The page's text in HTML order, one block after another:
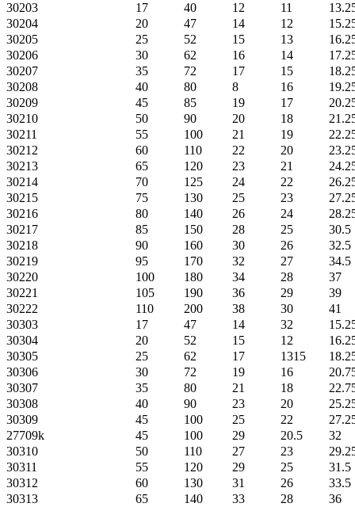
30203
17 40 12 11
30204
20 47 14 12
30205
25 52 15 13
30206
30 62 16 14
30207
35 72 17 15
30208
40 80 8 16
30209
45 85 19 17
30210
50 90 20 18
30211
55 100 21 19
30212
60 110 22 20
30213
65 120 23 21
30214
70 125 24 22
30215
75 130 25 23
30216
80 140 26 24
30217
85 150 28 25
30.5
30218
90 160 30 26
32.5
30219
95 170 32 27
34.5
30220
100 180 34 28
37
30221
105 190 36 29
39
30222
110 200 38 30
41
30303
17 47 14 32
30304
20 52 15 12
30305
25 62 17 1315
30306
30 72 19 16
30307
35 80 21 18
30308
40 90 23 20
30309
45 100 25 22
27709k
45 100 29 20.5
32
30310
50 110 27 23
30311
55 120 29 25
31.5
30312
60 130 31 26
33.5
30313
65 140 33 28
36